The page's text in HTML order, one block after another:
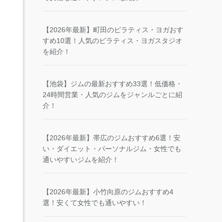
【2026年最新】町田のピラティス・ヨガおす
すめ10選！人気のピラティス・ヨガスタジオ
を紹介！
【池袋】ジムの最新おすすめ33選！低価格・
24時間営業・人気のジムをジャンルごとに紹
介！
【2026年最新】帯広のジムおすすめ6選！安
い・ダイエット・パーソナルジム・女性でも
通いやすいジムを紹介！
【2026年最新】小竹向原のジムおすすめ4
選！安くて女性でも通いやすい！